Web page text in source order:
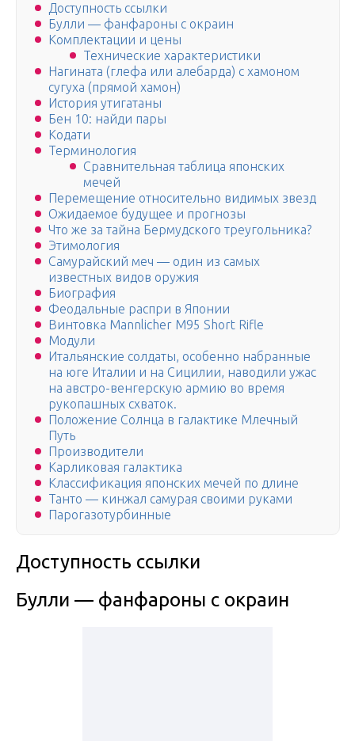
Доступность ссылки
Булли — фанфароны с окраин
Комплектации и цены
Технические характеристики
Нагината (глефа или алебарда) с хамоном
сугуха (прямой хамон)
История утигатаны
Бен 10: найди пары
Кодати
Терминология
Сравнительная таблица японских
мечей
Перемещение относительно видимых звезд
Ожидаемое будущее и прогнозы
Что же за тайна Бермудского треугольника?
Этимология
Самурайский меч — один из самых
известных видов оружия
Биография
Феодальные распри в Японии
Винтовка Mannlicher M95 Short Rifle
Модули
Итальянские солдаты, особенно набранные
на юге Италии и на Сицилии, наводили ужас
на австро-венгерскую армию во время
рукопашных схваток.
Положение Солнца в галактике Млечный
Путь
Производители
Карликовая галактика
Классификация японских мечей по длине
Танто — кинжал самурая своими руками
Парогазотурбинные
Доступность ссылки
Булли — фанфароны с окраин